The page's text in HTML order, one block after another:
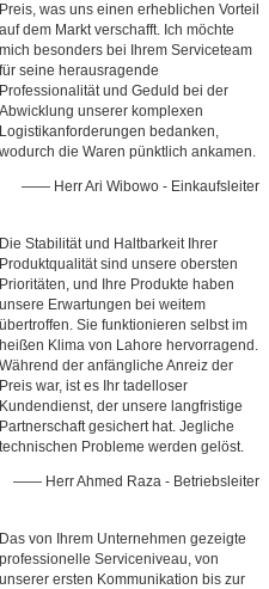
Preis, was uns einen erheblichen Vorteil
auf dem Markt verschafft. Ich möchte
mich besonders bei Ihrem Serviceteam
für seine herausragende
Professionalität und Geduld bei der
Abwicklung unserer komplexen
Logistikanforderungen bedanken,
wodurch die Waren pünktlich ankamen.
—— Herr Ari Wibowo - Einkaufsleiter
Die Stabilität und Haltbarkeit Ihrer
Produktqualität sind unsere obersten
Prioritäten, und Ihre Produkte haben
unsere Erwartungen bei weitem
übertroffen. Sie funktionieren selbst im
heißen Klima von Lahore hervorragend.
Während der anfängliche Anreiz der
Preis war, ist es Ihr tadelloser
Kundendienst, der unsere langfristige
Partnerschaft gesichert hat. Jegliche
technischen Probleme werden gelöst.
—— Herr Ahmed Raza - Betriebsleiter
Das von Ihrem Unternehmen gezeigte
professionelle Serviceniveau, von
unserer ersten Kommunikation bis zur